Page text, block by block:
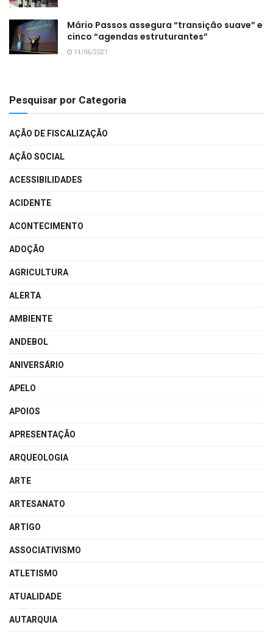
Mário Passos assegura “transição suave” e
cinco “agendas estruturantes”
14/06/2021
Pesquisar por Categoria
AÇÃO DE FISCALIZAÇÃO
AÇÃO SOCIAL
ACESSIBILIDADES
ACIDENTE
ACONTECIMENTO
ADOÇÃO
AGRICULTURA
ALERTA
AMBIENTE
ANDEBOL
ANIVERSÁRIO
APELO
APOIOS
APRESENTAÇÃO
ARQUEOLOGIA
ARTE
ARTESANATO
ARTIGO
ASSOCIATIVISMO
ATLETISMO
ATUALIDADE
AUTARQUIA